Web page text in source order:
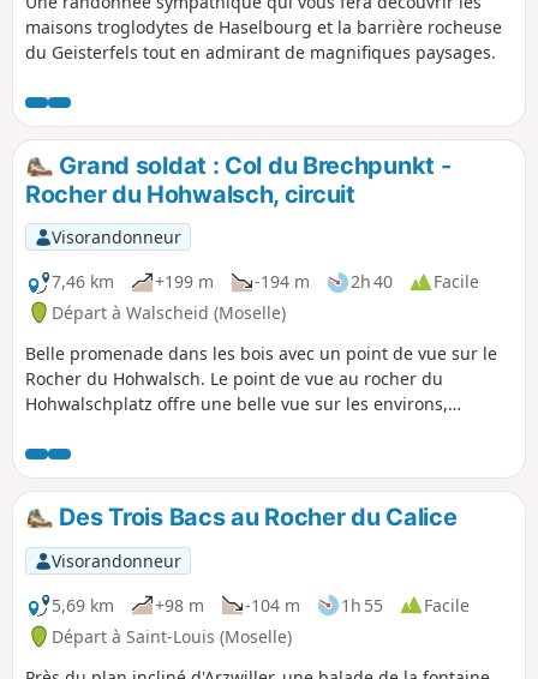
maisons troglodytes de Haselbourg et la barrière rocheuse
du Geisterfels tout en admirant de magnifiques paysages.
Grand soldat : Col du Brechpunkt -
Rocher du Hohwalsch, circuit
Visorandonneur
7,46 km
+199 m -194 m 2h 40
Facile
Départ à Walscheid (Moselle)
Belle promenade dans les bois avec un point de vue sur le
Rocher du Hohwalsch. Le point de vue au rocher du
Hohwalschplatz offre une belle vue sur les environs,
Des Trois Bacs au Rocher du Calice
Visorandonneur
5,69 km
+98 m -104 m 1h 55
Facile
Départ à Saint-Louis (Moselle)